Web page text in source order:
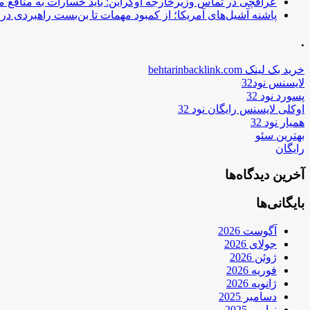
پاشنه آشیل‌های آمریکا؛ از کمبود مهمات تا بن‌بست راهبردی در
.
خرید بک لینک behtarinbacklink.com
لایسنس نود32
پسورد نود 32
اوکلی لایسنس رایگان نود 32
همیار نود 32
بهترین سئو
رایگان
آخرین دیدگاه‌ها
بایگانی‌ها
آگوست 2026
جولای 2026
ژوئن 2026
فوریه 2026
ژانویه 2026
دسامبر 2025